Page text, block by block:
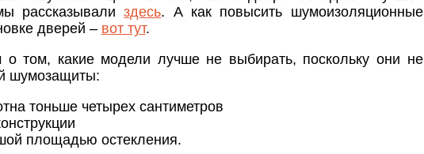
рассказывализдесь. А как повысить шумоизоляционные
дверей – вот тут.
о том, какие модели лучше не выбирать, поскольку они не
шумозащиты:
тоньше четырех сантиметров
площадью остекления.